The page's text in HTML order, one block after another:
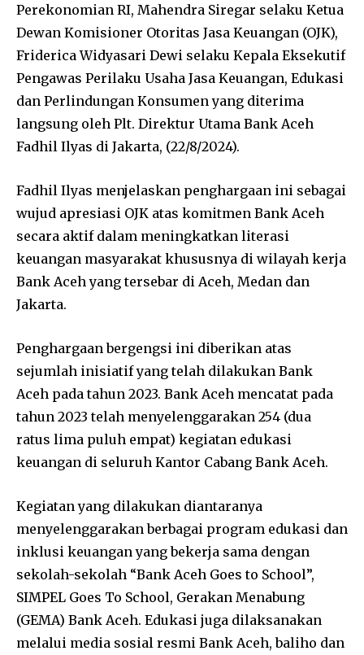
Perekonomian RI, Mahendra Siregar selaku Ketua
Dewan Komisioner Otoritas Jasa Keuangan (OJK),
Friderica Widyasari Dewi selaku Kepala Eksekutif
Pengawas Perilaku Usaha Jasa Keuangan, Edukasi
dan Perlindungan Konsumen yang diterima
langsung oleh Plt. Direktur Utama Bank Aceh
Fadhil Ilyas di Jakarta, (22/8/2024).
Fadhil Ilyas menjelaskan penghargaan ini sebagai
wujud apresiasi OJK atas komitmen Bank Aceh
secara aktif dalam meningkatkan literasi
keuangan masyarakat khususnya di wilayah kerja
Bank Aceh yang tersebar di Aceh, Medan dan
Jakarta.
Penghargaan bergengsi ini diberikan atas
sejumlah inisiatif yang telah dilakukan Bank
Aceh pada tahun 2023. Bank Aceh mencatat pada
tahun 2023 telah menyelenggarakan 254 (dua
ratus lima puluh empat) kegiatan edukasi
keuangan di seluruh Kantor Cabang Bank Aceh.
Kegiatan yang dilakukan diantaranya
menyelenggarakan berbagai program edukasi dan
inklusi keuangan yang bekerja sama dengan
sekolah-sekolah “Bank Aceh Goes to School”,
SIMPEL Goes To School, Gerakan Menabung
(GEMA) Bank Aceh. Edukasi juga dilaksanakan
melalui media sosial resmi Bank Aceh, baliho dan